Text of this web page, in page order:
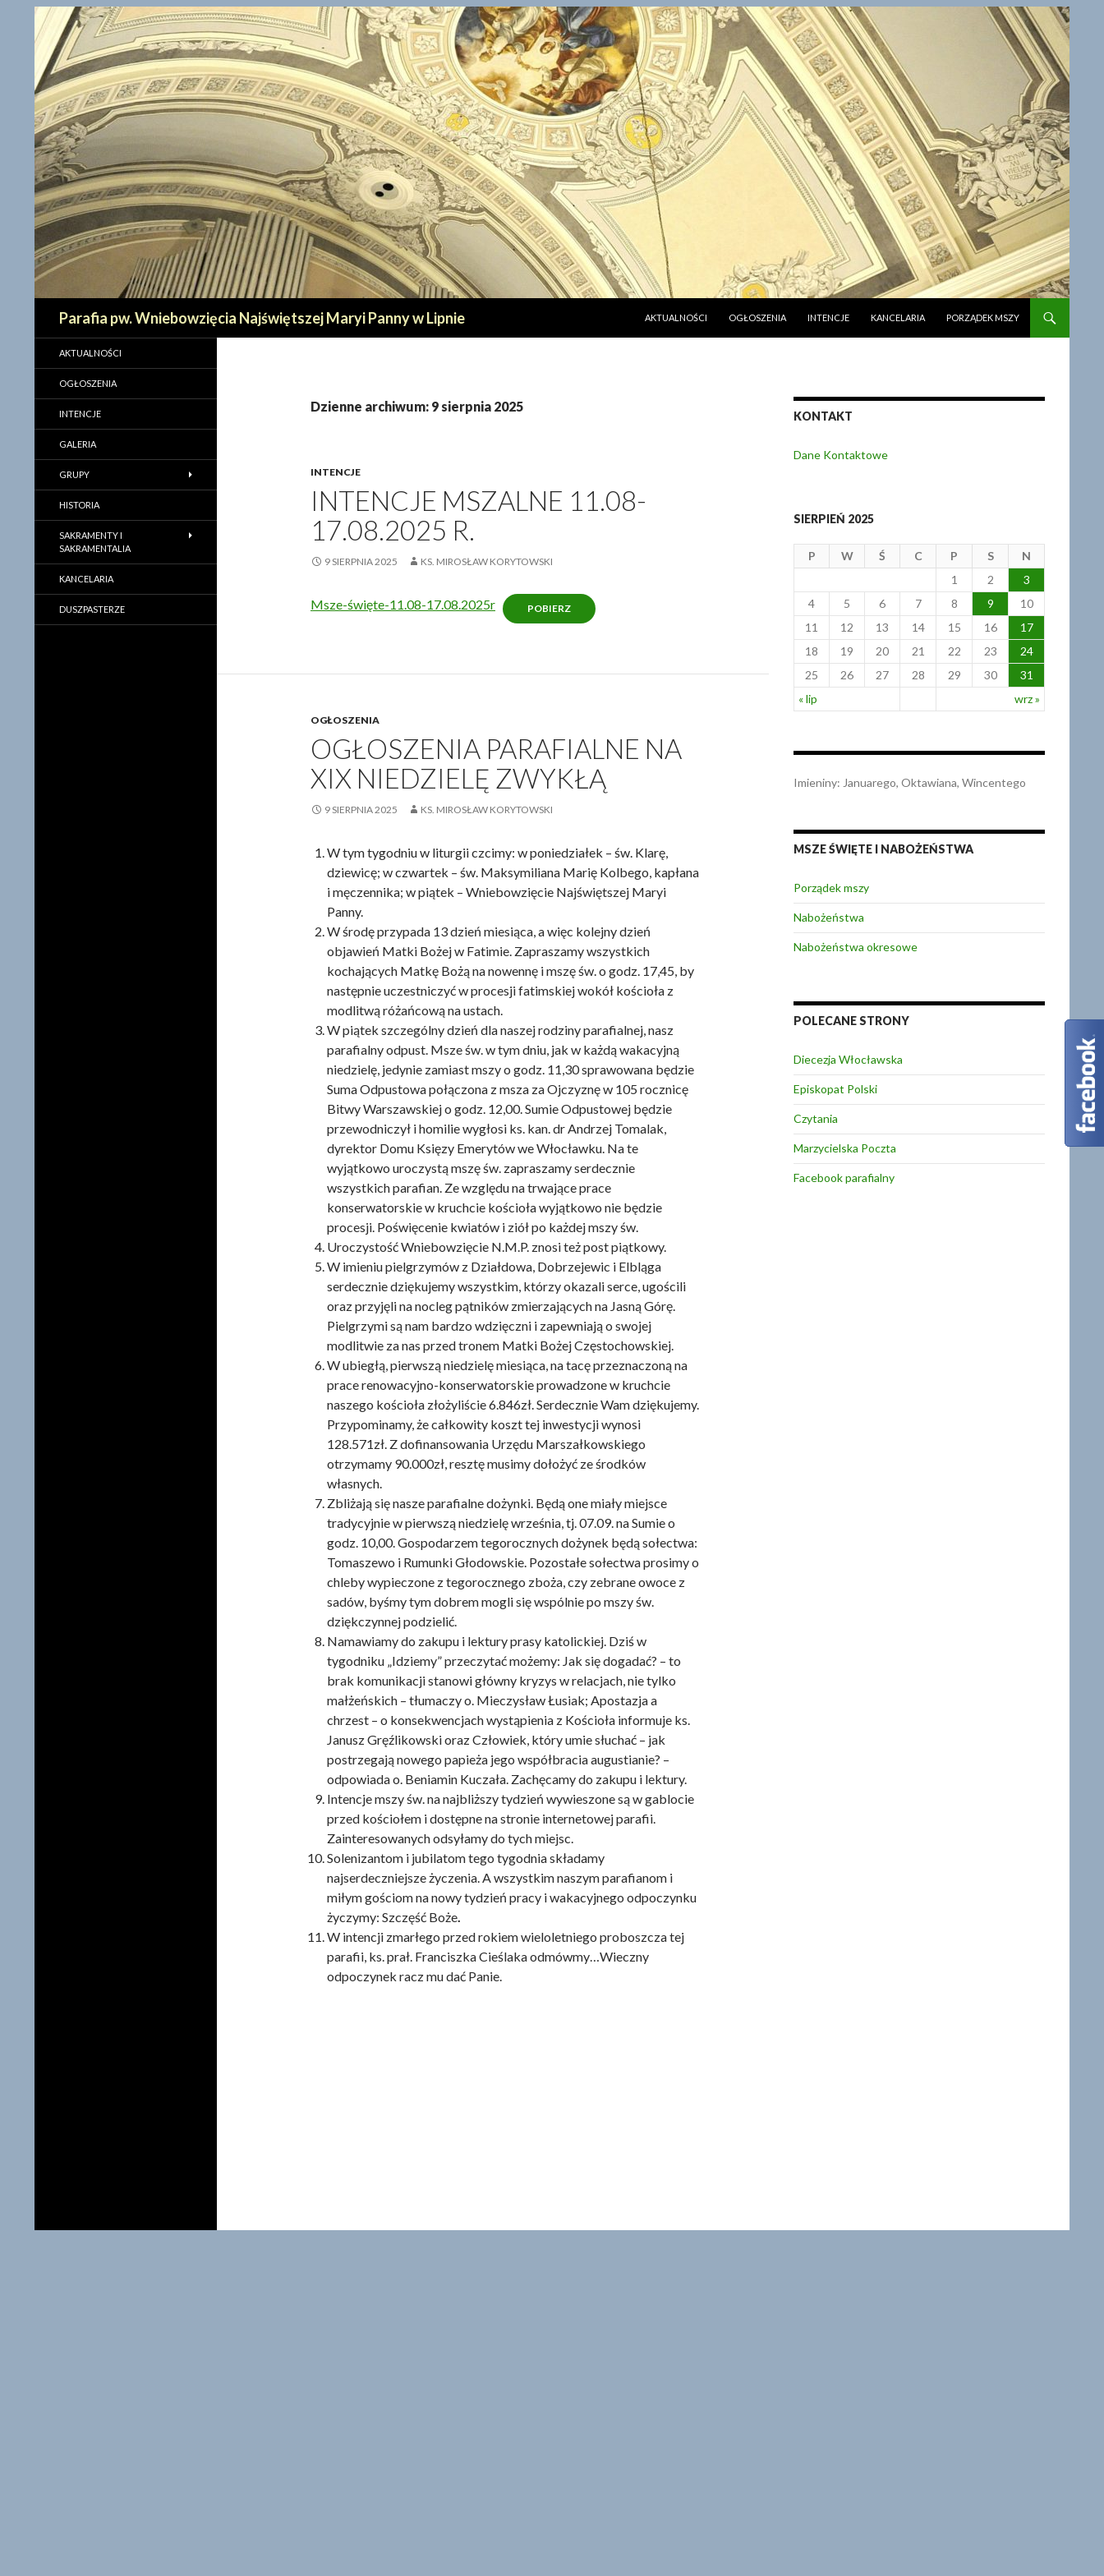
Parafia pw. Wniebowzięcia Najświętszej Maryi Panny w Lipnie
AKTUALNOŚCI
OGŁOSZENIA INTENCJE KANCELARIA PORZĄDEK MSZY
Dzienne archiwum: 9 sierpnia 2025
INTENCJE
INTENCJE MSZALNE 11.08-
17.08.2025 R.
9 SIERPNIA 2025 KS. MIROSŁAW KORYTOWSKI
Msze-święte-11.08-17.08.2025r POBIERZ
OGŁOSZENIA
OGŁOSZENIA PARAFIALNE NA
XIX NIEDZIELĘ ZWYKŁĄ
9 SIERPNIA 2025 KS. MIROSŁAW KORYTOWSKI
W tym tygodniu w liturgii czcimy: w poniedziałek – św. Klarę,
dziewicę; w czwartek – św. Maksymiliana Marię Kolbego, kapłana
i męczennika; w piątek – Wniebowzięcie Najświętszej Maryi
Panny.
W środę przypada 13 dzień miesiąca, a więc kolejny dzień
objawień Matki Bożej w Fatimie. Zapraszamy wszystkich
kochających Matkę Bożą na nowennę i mszę św. o godz. 17,45, by
następnie uczestniczyć w procesji fatimskiej wokół kościoła z
modlitwą różańcową na ustach.
W piątek szczególny dzień dla naszej rodziny parafialnej, nasz
parafialny odpust. Msze św. w tym dniu, jak w każdą wakacyjną
niedzielę, jedynie zamiast mszy o godz. 11,30 sprawowana będzie
Suma Odpustowa połączona z msza za Ojczyznę w 105 rocznicę
Bitwy Warszawskiej o godz. 12,00. Sumie Odpustowej będzie
przewodniczył i homilie wygłosi ks. kan. dr Andrzej Tomalak,
dyrektor Domu Księzy Emerytów we Włocławku. Na te
wyjątkowo uroczystą mszę św. zapraszamy serdecznie
wszystkich parafian. Ze względu na trwające prace
konserwatorskie w kruchcie kościoła wyjątkowo nie będzie
procesji. Poświęcenie kwiatów i ziół po każdej mszy św.
Uroczystość Wniebowzięcie N.M.P. znosi też post piątkowy.
W imieniu pielgrzymów z Działdowa, Dobrzejewic i Elbląga
serdecznie dziękujemy wszystkim, którzy okazali serce, ugościli
oraz przyjęli na nocleg pątników zmierzających na Jasną Górę.
Pielgrzymi są nam bardzo wdzięczni i zapewniają o swojej
modlitwie za nas przed tronem Matki Bożej Częstochowskiej.
W ubiegłą, pierwszą niedzielę miesiąca, na tacę przeznaczoną na
prace renowacyjno-konserwatorskie prowadzone w kruchcie
naszego kościoła złożyliście 6.846zł. Serdecznie Wam dziękujemy.
Przypominamy, że całkowity koszt tej inwestycji wynosi
128.571zł. Z dofinansowania Urzędu Marszałkowskiego
otrzymamy 90.000zł, resztę musimy dołożyć ze środków
własnych.
Zbliżają się nasze parafialne dożynki. Będą one miały miejsce
tradycyjnie w pierwszą niedzielę września, tj. 07.09. na Sumie o
godz. 10,00. Gospodarzem tegorocznych dożynek będą sołectwa:
Tomaszewo i Rumunki Głodowskie. Pozostałe sołectwa prosimy o
chleby wypieczone z tegorocznego zboża, czy zebrane owoce z
sadów, byśmy tym dobrem mogli się wspólnie po mszy św.
dziękczynnej podzielić.
Namawiamy do zakupu i lektury prasy katolickiej. Dziś w
tygodniku „Idziemy” przeczytać możemy: Jak się dogadać? – to
brak komunikacji stanowi główny kryzys w relacjach, nie tylko
małżeńskich – tłumaczy o. Mieczysław Łusiak; Apostazja a
chrzest – o konsekwencjach wystąpienia z Kościoła informuje ks.
Janusz Gręźlikowski oraz Człowiek, który umie słuchać – jak
postrzegają nowego papieża jego współbracia augustianie? –
odpowiada o. Beniamin Kuczała. Zachęcamy do zakupu i lektury.
Intencje mszy św. na najbliższy tydzień wywieszone są w gablocie
przed kościołem i dostępne na stronie internetowej parafii.
Zainteresowanych odsyłamy do tych miejsc.
Solenizantom i jubilatom tego tygodnia składamy
najserdeczniejsze życzenia. A wszystkim naszym parafianom i
miłym gościom na nowy tydzień pracy i wakacyjnego odpoczynku
życzymy: Szczęść Boże.
W intencji zmarłego przed rokiem wieloletniego proboszcza tej
parafii, ks. prał. Franciszka Cieślaka odmówmy…Wieczny
odpoczynek racz mu dać Panie.
KONTAKT
Dane Kontaktowe
SIERPIEŃ 2025
P W Ś C P S N
« lip wrz »
1 2
3
4
5 6 7 8 9
10
11
12 13 14 15 16
17
18
19 20 21 22 23
24
25
26 27 28 29 30 31
Imieniny: Januarego, Oktawiana, Wincentego
MSZE ŚWIĘTE I NABOŻEŃSTWA
Porządek mszy
Nabożeństwa
Nabożeństwa okresowe
POLECANE STRONY
Diecezja Włocławska
Episkopat Polski
Czytania
Marzycielska Poczta
Facebook parafialny
AKTUALNOŚCI
OGŁOSZENIA
INTENCJE
GALERIA
GRUPY
HISTORIA
SAKRAMENTY I
SAKRAMENTALIA
KANCELARIA
DUSZPASTERZE